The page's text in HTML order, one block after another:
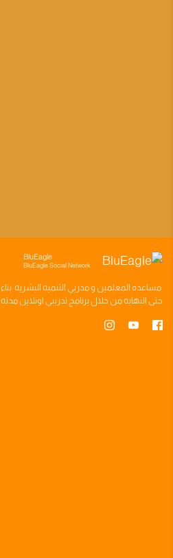
BluEagle
BluEagle Social Network
مساعده المعلمين ومدربي التنميه البشريه بناء
حتى النهايه من خلال برنامج تدريبي اونلاين مدته